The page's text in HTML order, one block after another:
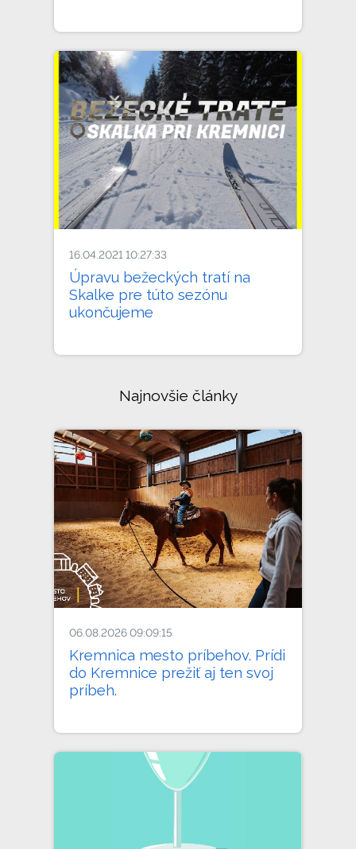
16.04.2021 10:27:33
Úpravu bežeckých tratí na
Skalke pre túto sezónu
ukončujeme
Najnovšie články
06.08.2026 09:09:15
Kremnica mesto príbehov. Prídi
do Kremnice prežiť aj ten svoj
príbeh.